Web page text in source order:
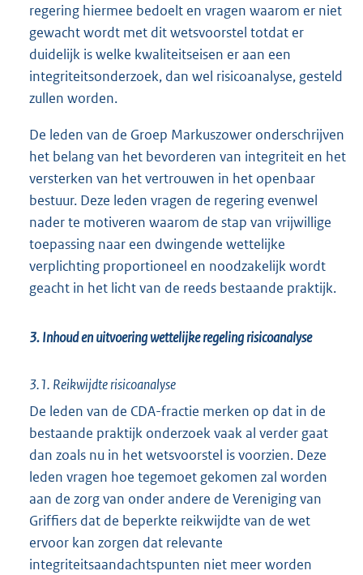
regering hiermee bedoelt en vragen waarom er niet
gewacht wordt met dit wetsvoorstel totdat er
duidelijk is welke kwaliteitseisen er aan een
integriteitsonderzoek, dan wel risicoanalyse, gesteld
zullen worden.
De leden van de Groep Markuszower onderschrijven
het belang van het bevorderen van integriteit en het
versterken van het vertrouwen in het openbaar
bestuur. Deze leden vragen de regering evenwel
nader te motiveren waarom de stap van vrijwillige
toepassing naar een dwingende wettelijke
verplichting proportioneel en noodzakelijk wordt
geacht in het licht van de reeds bestaande praktijk.
3. Inhoud en uitvoering wettelijke regeling risicoanalyse
3.1. Reikwijdte risicoanalyse
De leden van de CDA-fractie merken op dat in de
bestaande praktijk onderzoek vaak al verder gaat
dan zoals nu in het wetsvoorstel is voorzien. Deze
leden vragen hoe tegemoet gekomen zal worden
aan de zorg van onder andere de Vereniging van
Griffiers dat de beperkte reikwijdte van de wet
ervoor kan zorgen dat relevante
integriteitsaandachtspunten niet meer worden